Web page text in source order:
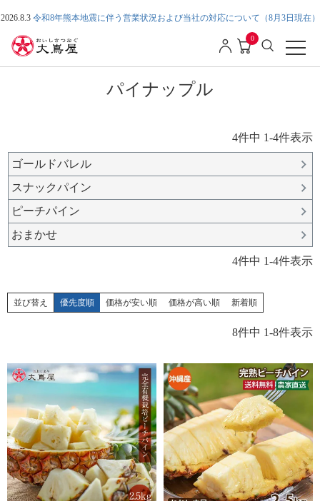
2026.8.3 令和8年熊本地震に伴う営業状況および当社の対応について（8月3日現在）
0
パイナップル
4件中 1-4件表示
ゴールドバレル
スナックパイン
ピーチパイン
おまかせ
4件中 1-4件表示
並び替え 優先度順 価格が安い順 価格が高い順 新着順
8件中 1-8件表示